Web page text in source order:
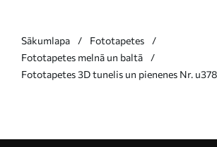
Sākumlapa
Fototapetes
Fototapetes melnā un baltā
Fototapetes 3D tunelis un pienenes Nr.